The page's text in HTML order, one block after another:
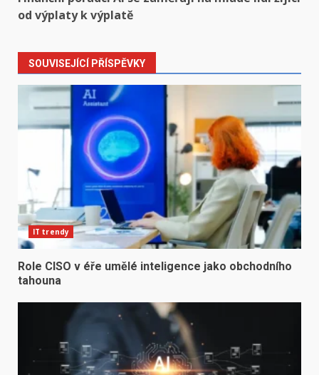
od výplaty k výplatě
SOUVISEJÍCÍ PŘÍSPĚVKY
IT trendy
Role CISO v éře umělé inteligence jako obchodního
tahouna